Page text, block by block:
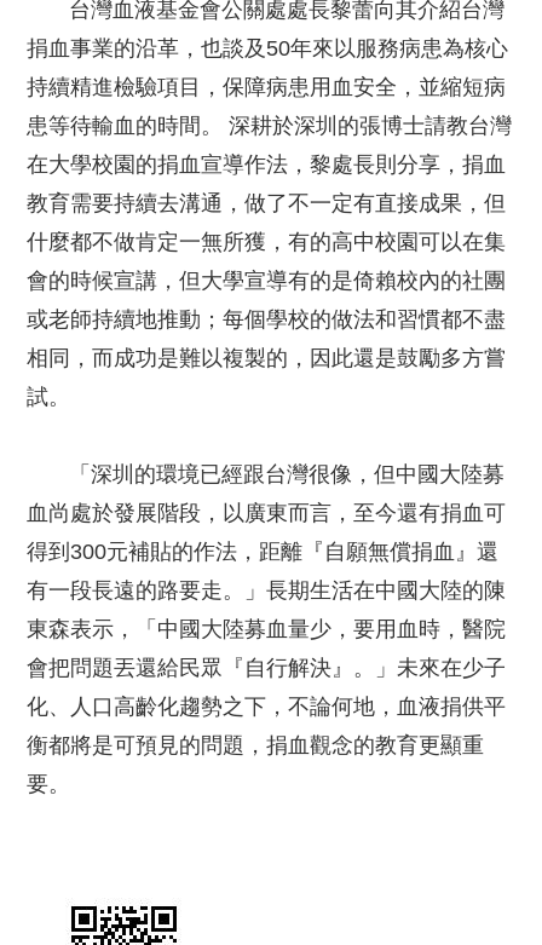
台灣血液基金會公關處處長黎蕾向其介紹台灣
捐血事業的沿革，也談及50年來以服務病患為核心
持續精進檢驗項目，保障病患用血安全，並縮短病
患等待輸血的時間。 深耕於深圳的張博士請教台灣
在大學校園的捐血宣導作法，黎處長則分享，捐血
教育需要持續去溝通，做了不一定有直接成果，但
什麼都不做肯定一無所獲，有的高中校園可以在集
會的時候宣講，但大學宣導有的是倚賴校內的社團
或老師持續地推動；每個學校的做法和習慣都不盡
相同，而成功是難以複製的，因此還是鼓勵多方嘗
試。
「深圳的環境已經跟台灣很像，但中國大陸募
血尚處於發展階段，以廣東而言，至今還有捐血可
得到300元補貼的作法，距離『自願無償捐血』還
有一段長遠的路要走。」長期生活在中國大陸的陳
東森表示，「中國大陸募血量少，要用血時，醫院
會把問題丟還給民眾『自行解決』。」未來在少子
化、人口高齡化趨勢之下，不論何地，血液捐供平
衡都將是可預見的問題，捐血觀念的教育更顯重
要。